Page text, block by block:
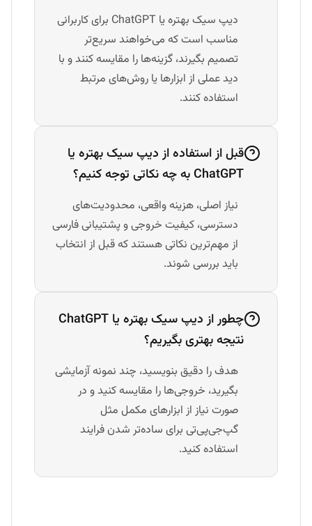
دیپ سیک بهتره یا ChatGPT برای کاربرانی
مناسب است که می‌خواهند سریع‌تر
تصمیم بگیرند، گزینه‌ها را مقایسه کنند و با
دید عملی از ابزارها یا روش‌های مرتبط
استفاده کنند.
قبل از استفاده از دیپ سیک بهتره یا
ChatGPT به چه نکاتی توجه کنیم؟
نیاز اصلی، هزینه واقعی، محدودیت‌های
دسترسی، کیفیت خروجی و پشتیبانی فارسی
از مهم‌ترین نکاتی هستند که قبل از انتخاب
باید بررسی شوند.
چطور از دیپ سیک بهتره یا ChatGPT
نتیجه بهتری بگیریم؟
هدف را دقیق بنویسید، چند نمونه آزمایشی
بگیرید، خروجی‌ها را مقایسه کنید و در
صورت نیاز از ابزارهای مکمل مثل
گپ‌جی‌پی‌تی برای ساده‌تر شدن فرایند
استفاده کنید.